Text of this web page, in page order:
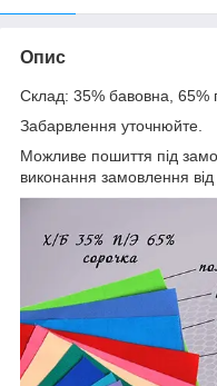
Опис
Склад: 35% бавовна, 65%
Забарвлення уточнюйте.
Можливе пошиття під
виконання замовлення від